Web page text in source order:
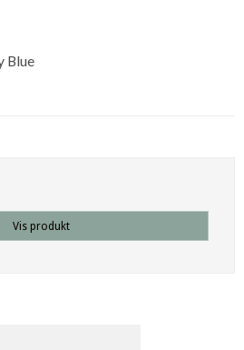
Blue
Vis produkt